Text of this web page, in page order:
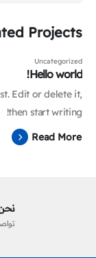
Projects
Uncategorized
Hello world!
Edit or delete it,
then start writing!
Read More